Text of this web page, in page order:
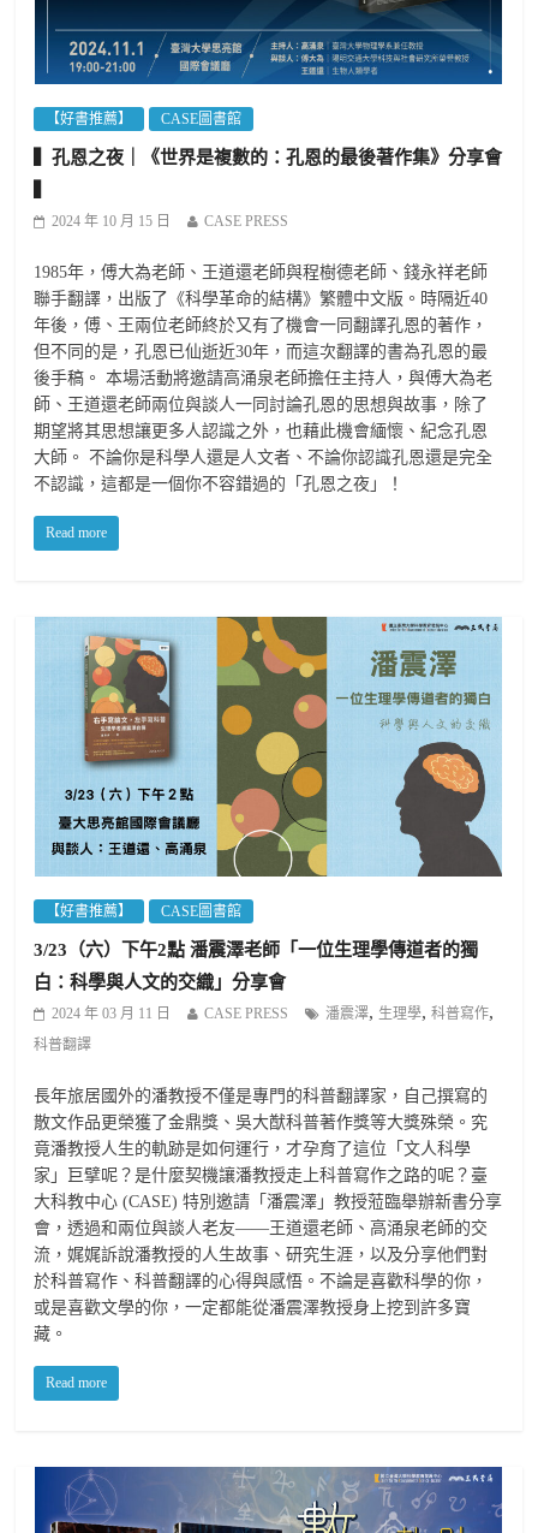
【好書推薦】 CASE圖書館
▍孔恩之夜｜《世界是複數的：孔恩的最後著作集》分享會
2024 年 10 月 15 日 CASE PRESS
1985年，傅大為老師、王道還老師與程樹德老師、錢永祥老師
聯手翻譯，出版了《科學革命的結構》繁體中文版。時隔近40
年後，傅、王兩位老師終於又有了機會一同翻譯孔恩的著作，
但不同的是，孔恩已仙逝近30年，而這次翻譯的書為孔恩的最
後手稿。 本場活動將邀請高涌泉老師擔任主持人，與傅大為老
師、王道還老師兩位與談人一同討論孔恩的思想與故事，除了
期望將其思想讓更多人認識之外，也藉此機會緬懷、紀念孔恩
大師。 不論你是科學人還是人文者、不論你認識孔恩還是完全
不認識，這都是一個你不容錯過的「孔恩之夜」！
Read more
【好書推薦】 CASE圖書館
3/23（六）下午2點 潘震澤老師「一位生理學傳道者的獨
白：科學與人文的交織」分享會
2024 年 03 月 11 日 CASE PRESS 潘震澤, 生理學,科普寫作,
科普翻譯
長年旅居國外的潘教授不僅是專門的科普翻譯家，自己撰寫的
散文作品更榮獲了金鼎獎、吳大猷科普著作獎等大獎殊榮。究
竟潘教授人生的軌跡是如何運行，才孕育了這位「文人科學
家」巨擘呢？是什麼契機讓潘教授走上科普寫作之路的呢？臺
大科教中心 (CASE) 特別邀請「潘震澤」教授蒞臨舉辦新書分享
會，透過和兩位與談人老友——王道還老師、高涌泉老師的交
流，娓娓訴說潘教授的人生故事、研究生涯，以及分享他們對
於科普寫作、科普翻譯的心得與感悟。不論是喜歡科學的你，
或是喜歡文學的你，一定都能從潘震澤教授身上挖到許多寶
藏。
Read more